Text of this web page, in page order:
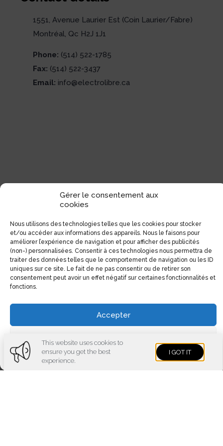
Gérer le consentement aux
cookies
Nous utilisons des technologies telles que les cookies pour stocker
et/ou accéder aux informations des appareils. Nous le faisons pour
améliorer l’expérience de navigation et pour afficher des publicités
(non-) personnalisées. Consentir à ces technologies nous permettra de
traiter des données telles que le comportement de navigation ou les ID
uniques sur ce site. Le fait de ne pas consentir ou de retirer son
consentement peut avoir un effet négatif sur certaines fonctionnalités et
fonctions.
Accepter
Cookies policy Imprint
1551, Avenue Laurier Est (Coin Laurier/Fabre)
Montréal, Qc H2J 1J1
Phone: (514) 522-1785
Fax: (514) 522-3437
Email: info@electrolibre.ca
This website uses cookies to
ensure you get the best
experience.
I GOT IT